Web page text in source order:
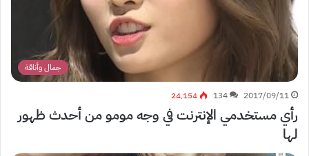
جمال وأناقة
2017/09/11
134 24٬154
رأي مستخدمي الإنترنت في وجه مومو من أحدث ظهور
لها